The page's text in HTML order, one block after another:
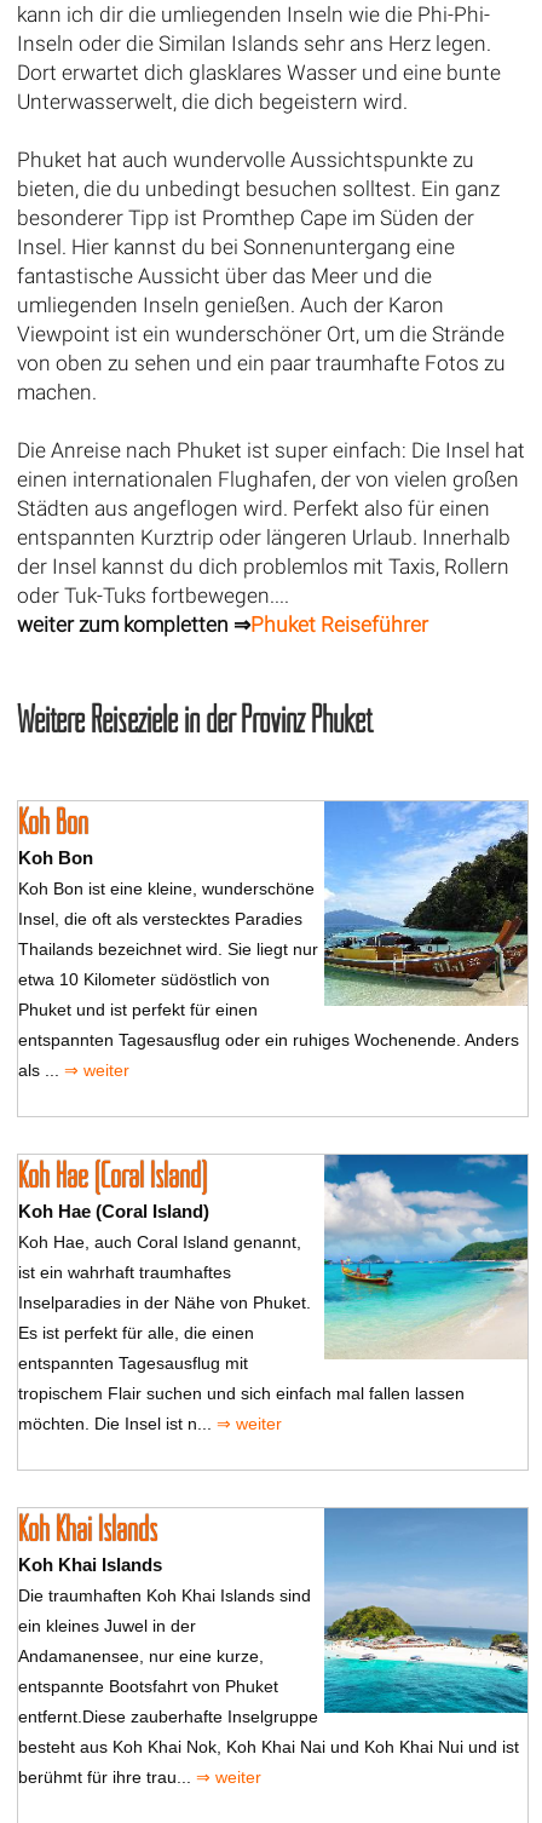
kann ich dir die umliegenden Inseln wie die Phi-Phi-
Inseln oder die Similan Islands sehr ans Herz legen.
Dort erwartet dich glasklares Wasser und eine bunte
Unterwasserwelt, die dich begeistern wird.
Phuket hat auch wundervolle Aussichtspunkte zu
bieten, die du unbedingt besuchen solltest. Ein ganz
besonderer Tipp ist Promthep Cape im Süden der
Insel. Hier kannst du bei Sonnenuntergang eine
fantastische Aussicht über das Meer und die
umliegenden Inseln genießen. Auch der Karon
Viewpoint ist ein wunderschöner Ort, um die Strände
von oben zu sehen und ein paar traumhafte Fotos zu
machen.
Die Anreise nach Phuket ist super einfach: Die Insel hat
einen internationalen Flughafen, der von vielen großen
Städten aus angeflogen wird. Perfekt also für einen
entspannten Kurztrip oder längeren Urlaub. Innerhalb
der Insel kannst du dich problemlos mit Taxis, Rollern
oder Tuk-Tuks fortbewegen....
weiter zum kompletten ⇒Phuket Reiseführer
Weitere Reiseziele in der Provinz Phuket
Koh Bon
Koh Bon
Koh Bon ist eine kleine, wunderschöne
Insel, die oft als verstecktes Paradies
Thailands bezeichnet wird. Sie liegt nur
etwa 10 Kilometer südöstlich von
Phuket und ist perfekt für einen
entspannten Tagesausflug oder ein ruhiges Wochenende. Anders
als ... ⇒ weiter
Koh Hae (Coral Island)
Koh Hae (Coral Island)
Koh Hae, auch Coral Island genannt,
ist ein wahrhaft traumhaftes
Inselparadies in der Nähe von Phuket.
Es ist perfekt für alle, die einen
entspannten Tagesausflug mit
tropischem Flair suchen und sich einfach mal fallen lassen
möchten. Die Insel ist n... ⇒ weiter
Koh Khai Islands
Koh Khai Islands
Die traumhaften Koh Khai Islands sind
ein kleines Juwel in der
Andamanensee, nur eine kurze,
entspannte Bootsfahrt von Phuket
entfernt.Diese zauberhafte Inselgruppe
besteht aus Koh Khai Nok, Koh Khai Nai und Koh Khai Nui und ist
berühmt für ihre trau... ⇒ weiter